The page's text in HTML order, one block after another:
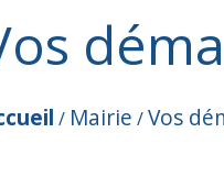
/ Mairie /Vos